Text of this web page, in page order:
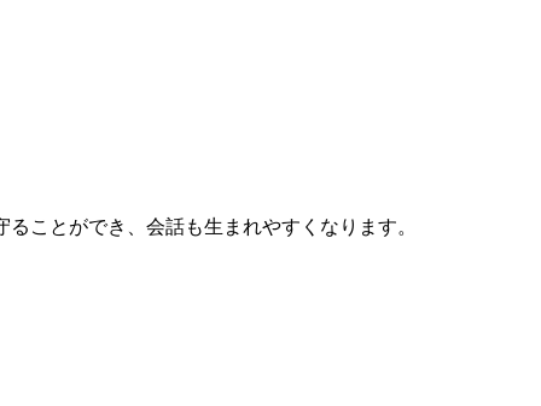
ことができ、会話も生まれやすくなります。